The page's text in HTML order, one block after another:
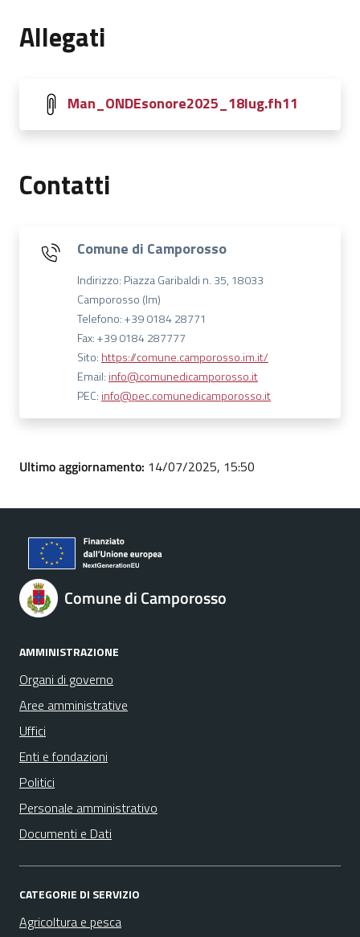
Allegati
Man_ONDEsonore2025_18lug.fh11
Contatti
Comune di Camporosso
Indirizzo: Piazza Garibaldi n. 35, 18033
Camporosso (Im)
Telefono: +39 0184 28771
Fax: +39 0184 287777
Sito: https://comune.camporosso.im.it/
Email: info@comunedicamporosso.it
PEC: info@pec.comunedicamporosso.it
Ultimo aggiornamento: 14/07/2025, 15:50
Comune di Camporosso
AMMINISTRAZIONE
Organi di governo
Aree amministrative
Uffici
Enti e fondazioni
Politici
Personale amministrativo
Documenti e Dati
CATEGORIE DI SERVIZIO
Agricoltura e pesca